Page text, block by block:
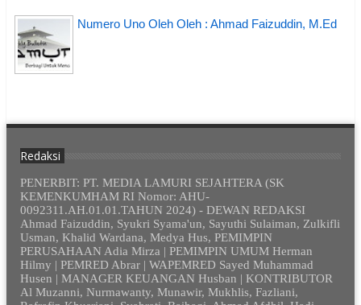
Numero Uno Oleh Oleh : Ahmad Faizuddin, M.Ed
Redaksi
PENERBIT: PT. MEDIA LAMURI SEJAHTERA (SK
KEMENKUMHAM RI Nomor: AHU-
0092311.AH.01.01.TAHUN 2024) - DEWAN REDAKSI
Ahmad Faizuddin, Syukri Syama'un, Sayuthi Sulaiman, Zulkifli
Usman, Khalid Wardana, Medya Hus, PEMIMPIN
PERUSAHAAN Adia Mirza | PEMIMPIN UMUM Herman
Hilmy | PEMRED Abrar | WAPEMRED Sayed Muhammad
Husen | MANAGER KEUANGAN Husban | KONTRIBUTOR
Al Muzanni, Nurmawanty, Munawir, Mukhlis, Fazliani,